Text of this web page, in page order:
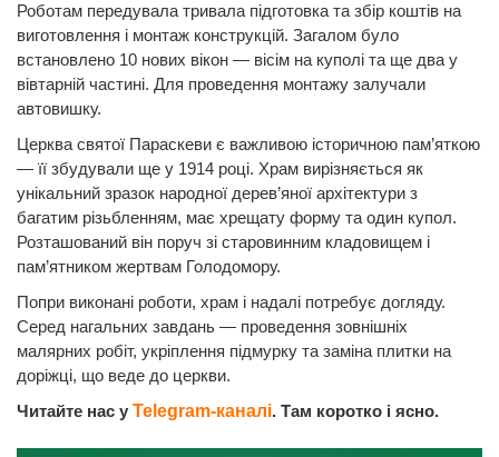
Роботам передувала тривала підготовка та збір коштів на
виготовлення і монтаж конструкцій. Загалом було
встановлено 10 нових вікон — вісім на куполі та ще два у
вівтарній частині. Для проведення монтажу залучали
автовишку.
Церква святої Параскеви є важливою історичною пам’яткою
— її збудували ще у 1914 році. Храм вирізняється як
унікальний зразок народної дерев’яної архітектури з
багатим різьбленням, має хрещату форму та один купол.
Розташований він поруч зі старовинним кладовищем і
пам’ятником жертвам Голодомору.
Попри виконані роботи, храм і надалі потребує догляду.
Серед нагальних завдань — проведення зовнішніх
малярних робіт, укріплення підмурку та заміна плитки на
доріжці, що веде до церкви.
Читайте нас у Telegram-каналі. Там коротко і ясно.